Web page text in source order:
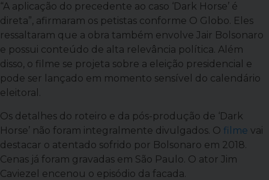
“A aplicação do precedente ao caso ‘Dark Horse’ é
direta”, afirmaram os petistas conforme O Globo. Eles
ressaltaram que a obra também envolve Jair Bolsonaro
e possui conteúdo de alta relevância política. Além
disso, o filme se projeta sobre a eleição presidencial e
pode ser lançado em momento sensível do calendário
eleitoral.
Os detalhes do roteiro e da pós-produção de ‘Dark
Horse’ não foram integralmente divulgados. O filme vai
destacar o atentado sofrido por Bolsonaro em 2018.
Cenas já foram gravadas em São Paulo. O ator Jim
Caviezel encenou o episódio da facada.